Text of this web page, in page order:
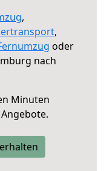
,
,
oder
nach
Minuten